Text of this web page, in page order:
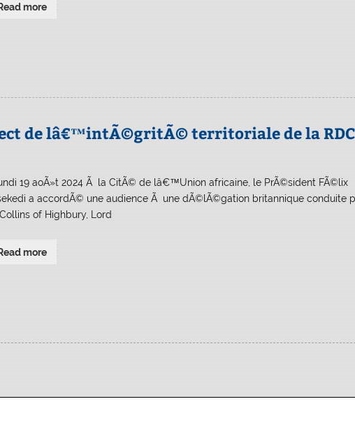
more
de lâ€™intÃ©gritÃ© territoriale de la RDC
19 aoÃ»t 2024 Ã la CitÃ© de lâ€™Union africaine, le PrÃ©sident FÃ©lix
a accordÃ© une audience Ã une dÃ©lÃ©gation britannique conduite
of Highbury, Lord
more